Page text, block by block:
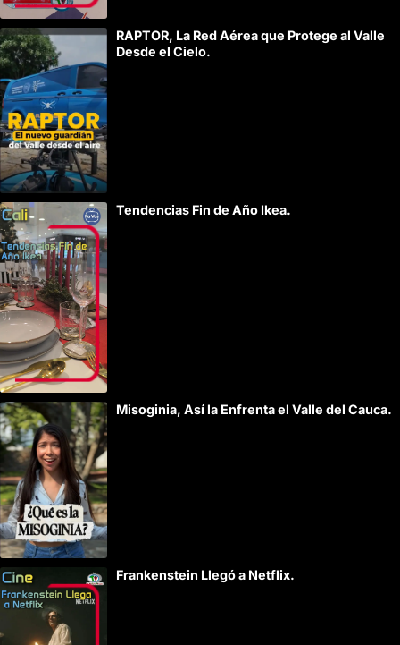
i
v
e
:
RAPTOR, La Red Aérea que Protege al Valle
Desde el Cielo.
Tendencias Fin de Año Ikea.
Misoginia, Así la Enfrenta el Valle del Cauca.
Frankenstein Llegó a Netflix.